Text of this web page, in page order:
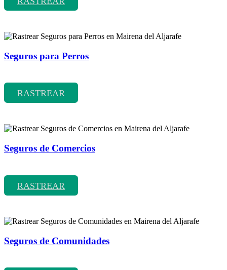
Seguros para Perros
RASTREAR
Seguros de Comercios
RASTREAR
Seguros de Comunidades